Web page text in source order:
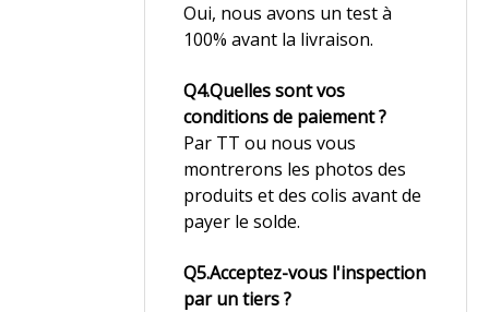
Oui, nous avons un test à
100% avant la livraison.
Q4.Quelles sont vos
conditions de paiement ?
Par TT ou nous vous
montrerons les photos des
produits et des colis avant de
payer le solde.
Q5.Acceptez-vous l'inspection
par un tiers ?